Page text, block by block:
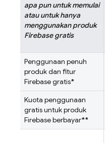
apa pun untuk memulai
atau untuk hanya
menggunakan produk
Firebase gratis
Penggunaan penuh
produk dan fitur
Firebase gratis*
Kuota penggunaan
gratis untuk produk
Firebase berbayar**